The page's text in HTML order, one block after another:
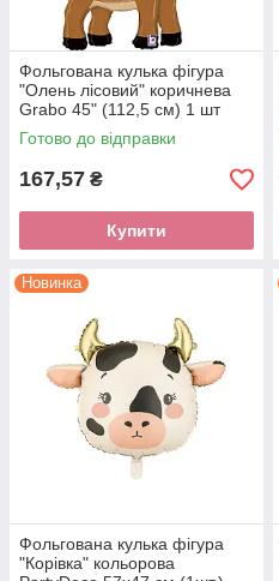
Фольгована кулька фігура
"Олень лісовий" коричнева
Grabo 45" (112,5 см) 1 шт
Готово до відправки
167,57 ₴
Купити
Новинка
Фольгована кулька фігура
"Корівка" кольорова